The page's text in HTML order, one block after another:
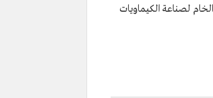
لصناعة الكيماويات